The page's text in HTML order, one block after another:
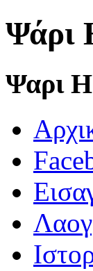
Ψάρι
Ψαρι